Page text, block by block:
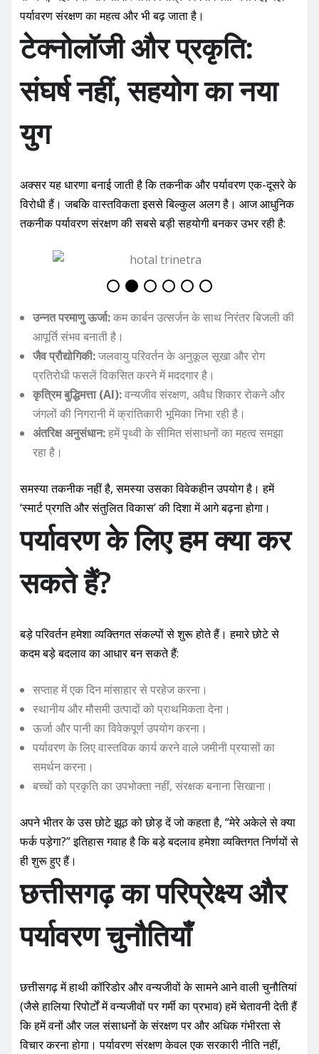
पर्यावरण संरक्षण का महत्व और भी बढ़ जाता है।
टेक्नोलॉजी और प्रकृति:
संघर्ष नहीं, सहयोग का नया
युग
अक्सर यह धारणा बनाई जाती है कि तकनीक और पर्यावरण एक-दूसरे के
विरोधी हैं। जबकि वास्तविकता इससे बिल्कुल अलग है। आज आधुनिक
तकनीक पर्यावरण संरक्षण की सबसे बड़ी सहयोगी बनकर उभर रही है:
उन्नत परमाणु ऊर्जा:कम कार्बन उत्सर्जन के साथ निरंतर बिजली की
आपूर्ति संभव बनाती है।
जैव प्रौद्योगिकी:जलवायु परिवर्तन के अनुकूल सूखा और रोग
प्रतिरोधी फसलें विकसित करने में मददगार है।
कृत्रिम बुद्धिमत्ता (AI):वन्यजीव संरक्षण, अवैध शिकार रोकने और
जंगलों की निगरानी में क्रांतिकारी भूमिका निभा रही है।
अंतरिक्ष अनुसंधान:हमें पृथ्वी के सीमित संसाधनों का महत्व समझा
रहा है।
समस्या तकनीक नहीं है, समस्या उसका विवेकहीन उपयोग है। हमें
‘स्मार्ट प्रगति और संतुलित विकास’ की दिशा में आगे बढ़ना होगा।
पर्यावरण के लिए हम क्या कर
सकते हैं?
बड़े परिवर्तन हमेशा व्यक्तिगत संकल्पों से शुरू होते हैं। हमारे छोटे से
कदम बड़े बदलाव का आधार बन सकते हैं:
सप्ताह में एक दिन मांसाहार से परहेज करना।
स्थानीय और मौसमी उत्पादों को प्राथमिकता देना।
ऊर्जा और पानी का विवेकपूर्ण उपयोग करना।
पर्यावरण के लिए वास्तविक कार्य करने वाले जमीनी प्रयासों का
समर्थन करना।
बच्चों को प्रकृति का उपभोक्ता नहीं, संरक्षक बनाना सिखाना।
अपने भीतर के उस छोटे झूठ को छोड़ दें जो कहता है, “मेरे अकेले से क्या
फर्क पड़ेगा?” इतिहास गवाह है कि बड़े बदलाव हमेशा व्यक्तिगत निर्णयों से
ही शुरू हुए हैं।
छत्तीसगढ़ का परिप्रेक्ष्य और
पर्यावरण चुनौतियाँ
छत्तीसगढ़ में हाथी कॉरिडोर और वन्यजीवों के सामने आने वाली चुनौतियां
(जैसे हालिया रिपोर्टों में वन्यजीवों पर गर्मी का प्रभाव) हमें चेतावनी देती हैं
कि हमें वनों और जल संसाधनों के संरक्षण पर और अधिक गंभीरता से
विचार करना होगा। पर्यावरण संरक्षण केवल एक सरकारी नीति नहीं,